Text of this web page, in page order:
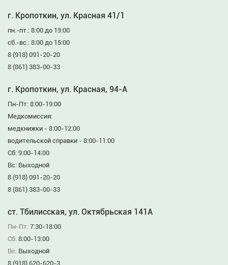
г. Кропоткин, ул. Красная 41/1
пн.-пт.: 8:00 до 19:00
сб.-вс.: 8:00 до 15:00
8 (918) 091-20-20
8 (861) 383-00-33
г. Кропоткин, ул. Красная, 94-А
Пн-Пт: 8:00-19:00
Медкомиссия:
медкнижки - 8:00-12:00
водительской справки - 8:00-11:00
Сб: 9:00-14:00
Вс: Выходной
8 (918) 091-20-20
8 (861) 383-00-33
ст. Тбилисская, ул. Октябрьская 141А
Пн-Пт: 7:30-18:00
Сб: 8:00-13:00
Вс: Выходной
8 (918) 620-620-3